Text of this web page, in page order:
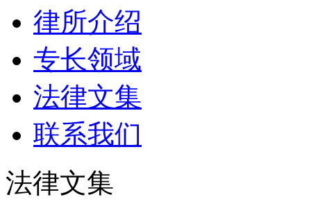
律所介绍
专长领域
法律文集
联系我们
法律文集